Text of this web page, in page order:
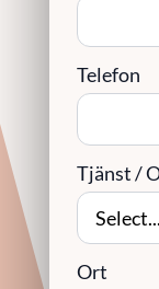
Telefon
Tjänst /
Ort